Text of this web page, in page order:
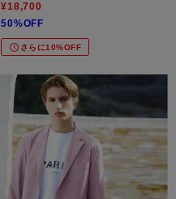
¥18,700
50%OFF
さらに10%OFF